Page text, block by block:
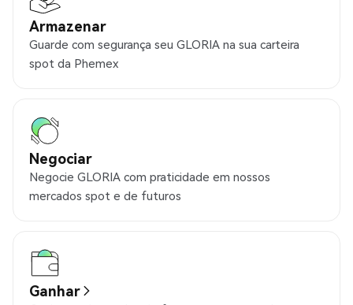
Armazenar
Guarde com segurança seu GLORIA na sua carteira
spot da Phemex
Negociar
Negocie GLORIA com praticidade em nossos
mercados spot e de futuros
Ganhar